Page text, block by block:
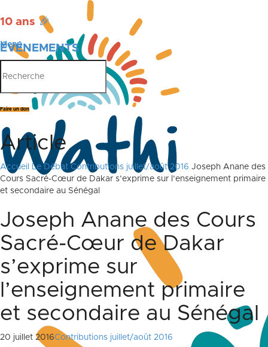
10 ans 🎉
ÉVÉNEMENTS
PUBLICATIONS
Menu
Faire un don
Article
Accueil Le Débat Contributions juillet/août 2016 Joseph Anane des
Cours Sacré-Cœur de Dakar s’exprime sur l’enseignement primaire
et secondaire au Sénégal
Joseph Anane des Cours
Sacré-Cœur de Dakar
s’exprime sur
l’enseignement primaire
et secondaire au Sénégal
20 juillet 2016Contributions juillet/août 2016